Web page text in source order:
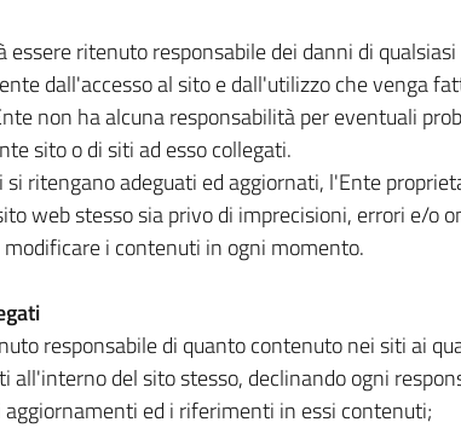
essere ritenuto responsabile dei danni di
dall'accesso al sito e dall'utilizzo che venga
non ha alcuna responsabilità per eventuali
sito o di siti ad esso collegati.
ritengano adeguati ed aggiornati, l'Ente
web stesso sia privo di imprecisioni, errori e/o
i contenuti in ogni momento.
responsabile di quanto contenuto nei siti ai
all'interno del sito stesso, declinando ogni
ed i riferimenti in essi contenuti;